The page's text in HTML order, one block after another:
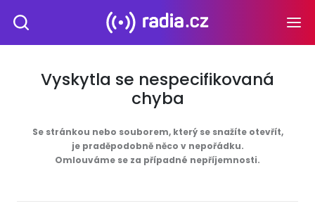
Vyskytla se nespecifikovaná
chyba
Se stránkou nebo souborem, který se snažíte otevřít,
je praděpodobně něco v nepořádku.
Omlouváme se za případné nepříjemnosti.